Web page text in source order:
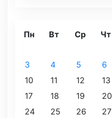
Пн Вт Ср Чт
3
4 5 6
10
11 12 13
17
18 19 20
24
25 26 27